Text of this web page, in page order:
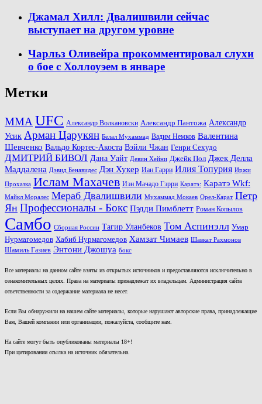
Джамал Хилл: Двалишвили сейчас
выступает на другом уровне
Чарльз Оливейра прокомментировал слухи
о бое с Холлоуэем в январе
Метки
MMA UFC Александр Волкановски Александр Пантожа Александр
Усик Арман Царукян Белал Мухаммад Вадим Немков Валентина
Шевченко Вальдо Кортес-Акоста Вэйли Чжан Генри Сехудо
ДМИТРИЙ БИВОЛ Дана Уайт Девин Хейни Джейк Пол Джек Делла
Маддалена Дэвид Бенавидес Дэн Хукер Иан Гарри Илия Топурия Иржи
Прохазка Ислам Махачев Иэн Мачадо Гэрри Каратэ: Каратэ Wkf:
Майкл Моралес Мераб Двалишвили Мухаммад Мокаев Орел-Карат Петр
Ян Профессионалы - Бокс Пэдди Пимблетт Роман Копылов
Самбо Сборная России Тагир Уланбеков Том Аспинэлл Умар
Нурмагомедов Хабиб Нурмагомедов Хамзат Чимаев Шавкат Рахмонов
Шамиль Газиев Энтони Джошуа бокс
Все материалы на данном сайте взяты из открытых источников и предоставляются исключительно в
ознакомительных целях. Права на материалы принадлежат их владельцам. Администрация сайта
ответственности за содержание материала не несет.
Если Вы обнаружили на нашем сайте материалы, которые нарушают авторские права, принадлежащие
Вам, Вашей компании или организации, пожалуйста, сообщите нам.
На сайте могут быть опубликованы материалы 18+!
При цитировании ссылка на источник обязательна.